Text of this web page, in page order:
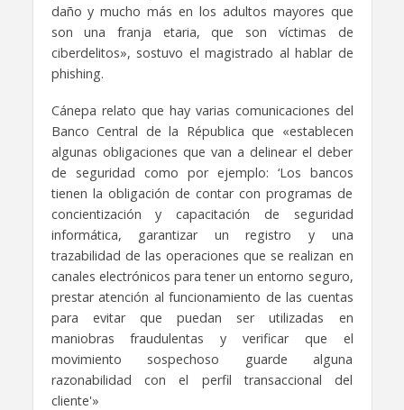
daño y mucho más en los adultos mayores que
son una franja etaria, que son víctimas de
ciberdelitos», sostuvo el magistrado al hablar de
phishing.
Cánepa relato que hay varias comunicaciones del
Banco Central de la Républica que «establecen
algunas obligaciones que van a delinear el deber
de seguridad como por ejemplo: ‘Los bancos
tienen la obligación de contar con programas de
concientización y capacitación de seguridad
informática, garantizar un registro y una
trazabilidad de las operaciones que se realizan en
canales electrónicos para tener un entorno seguro,
prestar atención al funcionamiento de las cuentas
para evitar que puedan ser utilizadas en
maniobras fraudulentas y verificar que el
movimiento sospechoso guarde alguna
razonabilidad con el perfil transaccional del
cliente'»